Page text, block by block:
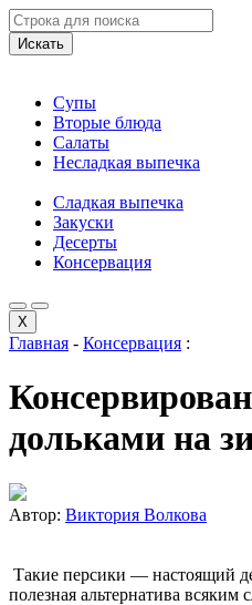
Искать
Супы
Вторые блюда
Салаты
Несладкая выпечка
Сладкая выпечка
Закуски
Десерты
Консервация
X
Главная - Консервация :
дольками на
Автор: Виктория Волкова
Такие персики — настоящий
полезная альтернатива всяким